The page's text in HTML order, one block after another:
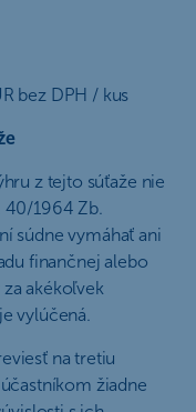
bez DPH / kus
z tejto súťaže nie
40/1964 Zb.
súdne vymáhať ani
finančnej alebo
akékoľvek
vylúčená.
na tretiu
žiadne